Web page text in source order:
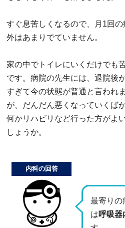
すぐ息苦しくなるので、月1回の
外はあまりでていません。
家の中でトイレにいくだけでも
です。病院の先生には、退院後
すぎて今の状態が普通と言われ
が、だんだん悪くなっていくば
何かリハビリなど行った方がよ
しょうか。
最寄りの
は呼吸器
内科の回答